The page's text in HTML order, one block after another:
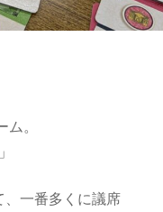
。
」
、一番多くに議席